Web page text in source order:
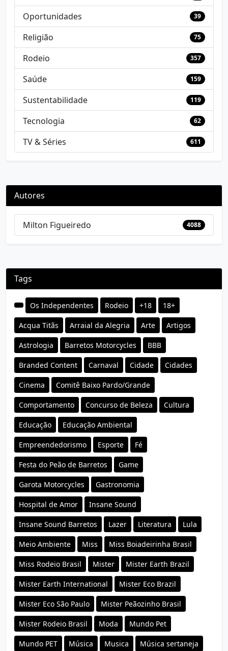
Oportunidades 39
Religião 75
Rodeio 357
Saúde 159
Sustentabilidade 119
Tecnologia 62
TV & Séries 611
Autores
Milton Figueiredo 4088
Tags
Os Independentes Rodeio +18 18+
Acqua Titãs Arraial da Alegria Arte Artigos
Astrologia Barretos Motorcycles BBB
Branded Content Carnaval Cidade Cidades
Cinema Comitê Baixo Pardo/Grande
Comportamento Concurso de Beleza Cultura
Educação Educação Ambiental
Empreendedorismo Esporte Fé
Festa do Peão de Barretos Game
Garota Motorcycles Gastronomia
Hospital de Amor Insane Sound
Insane Sound Barretos Lazer Literatura Lula
Meio Ambiente Miss Miss Boiadeirinha Brasil
Miss Rodeio Brasil Mister Mister Earth Brazil
Mister Earth International Mister Eco Brazil
Mister Eco São Paulo Mister Peãozinho Brasil
Mister Rodeio Brasil Moda Mundo Pet
Mundo PET Música Musica Música sertaneja